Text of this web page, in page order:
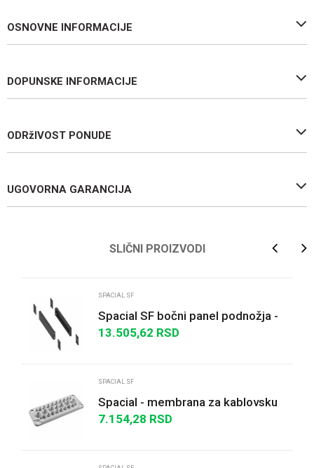
OSNOVNE INFORMACIJE
DOPUNSKE INFORMACIJE
ODRžIVOST PONUDE
UGOVORNA GARANCIJA
SLIČNI PROIZVODI
SPACIAL SF
Spacial SF bočni panel podnožja -
100x600x1000 mm
13.505,62 RSD
SPACIAL SF
Spacial - membrana za kablovsku
uvodnicu tip FL21 sa 27 otvora
7.154,28 RSD